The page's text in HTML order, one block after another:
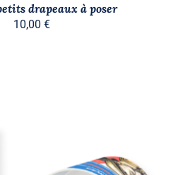
drapeaux à poser
10,00 €